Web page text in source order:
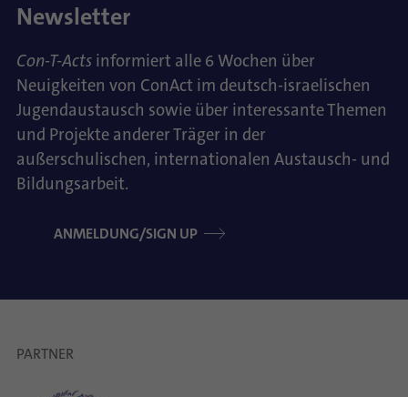
Newsletter
Con-T-Acts informiert alle 6 Wochen über
Neuigkeiten von ConAct im deutsch-israelischen
Jugendaustausch sowie über interessante Themen
und Projekte anderer Träger in der
außerschulischen, internationalen Austausch- und
Bildungsarbeit.
ANMELDUNG/SIGN UP
PARTNER